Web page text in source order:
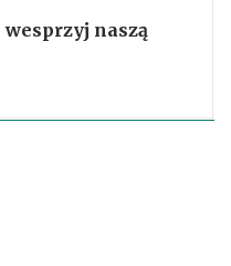
wesprzyj naszą